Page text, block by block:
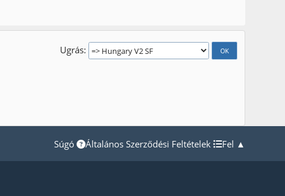
Ugrás
Súgó Általános Szerződési Feltételek Fel ▲